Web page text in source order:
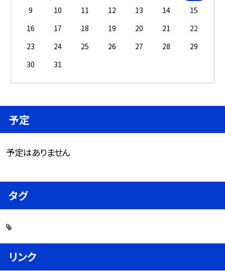
9
10 11 12 13 14
15
16
17 18 19 20 21
22
23
24 25 26 27 28
29
30
31
予定
予定はありません
タグ
リンク